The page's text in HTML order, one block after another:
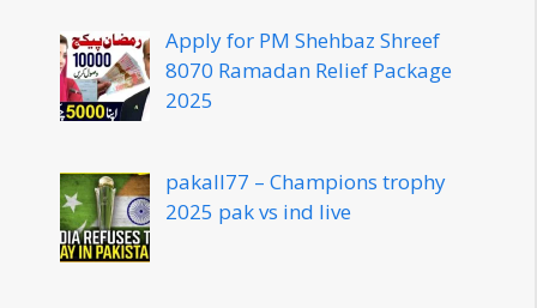
Apply for PM Shehbaz Shreef
8070 Ramadan Relief Package
2025
pakall77 – Champions trophy
2025 pak vs ind live